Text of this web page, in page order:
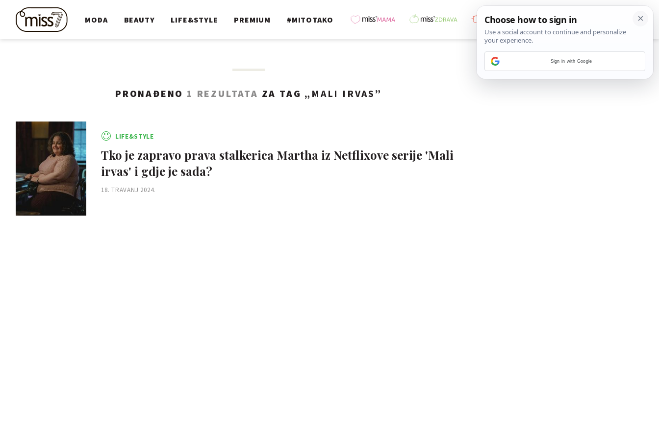
MODA BEAUTY LIFE&STYLE PREMIUM #MITOTAKO
PRONAĐENO 1 REZULTATA ZA TAG „ MALI IRVAS ”
LIFE&STYLE
Tko je zapravo prava stalkerica Martha iz Netflixove serije 'Mali
irvas' i gdje je sada?
18. TRAVANJ 2024.
Sign in with Google